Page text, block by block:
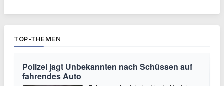
TOP-THEMEN
Polizei jagt Unbekannten nach Schüssen auf
fahrendes Auto